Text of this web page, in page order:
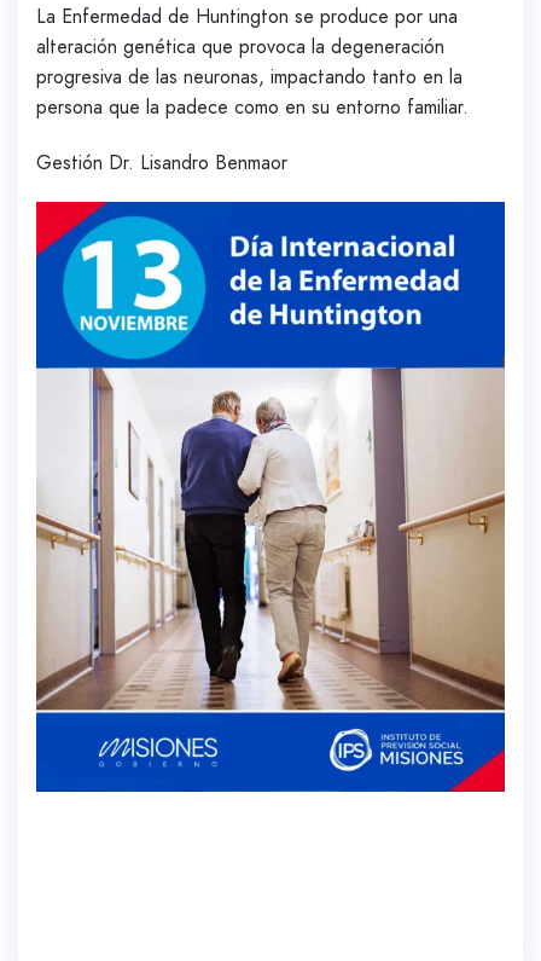
La Enfermedad de Huntington se produce por una
alteración genética que provoca la degeneración
progresiva de las neuronas, impactando tanto en la
persona que la padece como en su entorno familiar.
Gestión Dr. Lisandro Benmaor